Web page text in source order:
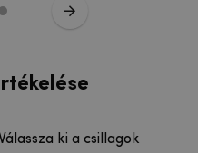
Válassza ki a csillagok